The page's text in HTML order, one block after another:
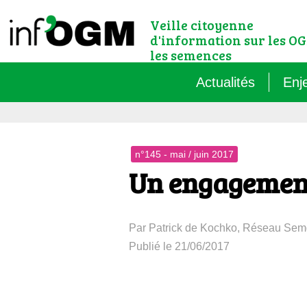
Veille citoyenne
d'information sur les
les semences
Actualités
Le
n°145 - mai / juin 2017
Un
Par Patrick de Kochko, Réseau
Publié le 21/06/2017